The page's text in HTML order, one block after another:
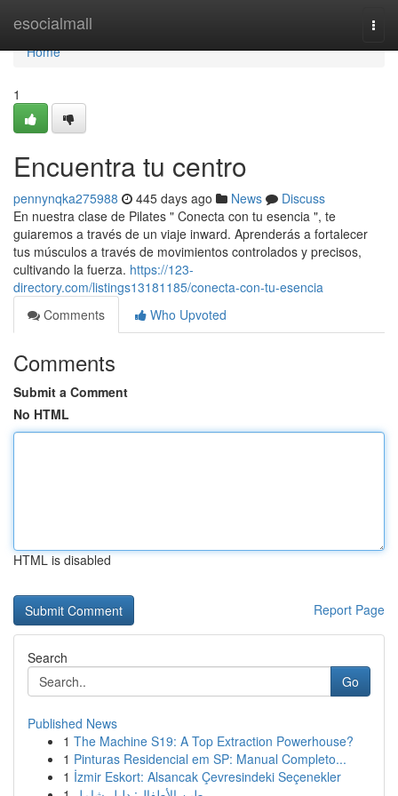
esocialmall
Home
Home
1
Encuentra tu centro
pennynqka275988 445 days ago News
Discuss
En nuestra clase de Pilates " Conecta con tu esencia ", te
guiaremos a través de un viaje inward. Aprenderás a fortalecer
tus músculos a través de movimientos controlados y precisos,
cultivando la fuerza. https://123-
directory.com/listings13181185/conecta-con-tu-esencia
Comments
Who Upvoted
Comments
Submit a Comment
No HTML
HTML is disabled
Report Page
Search
Go
Published News
1 The Machine S19: A Top Extraction Powerhouse?
1 Pinturas Residencial em SP: Manual Completo...
1 İzmir Eskort: Alsancak Çevresindeki Seçenekler